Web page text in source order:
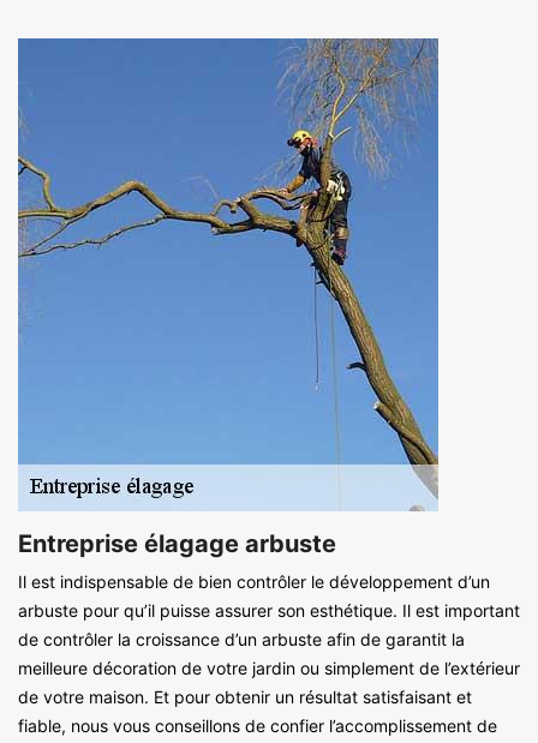
Entreprise élagage arbuste
Il est indispensable de bien contrôler le développement d’un
arbuste pour qu’il puisse assurer son esthétique. Il est important
de contrôler la croissance d’un arbuste afin de garantit la
meilleure décoration de votre jardin ou simplement de l’extérieur
de votre maison. Et pour obtenir un résultat satisfaisant et
fiable, nous vous conseillons de confier l’accomplissement de